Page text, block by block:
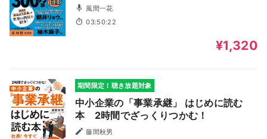
風間一花
03:50:22
¥1,320
期間限定！聴き放題対象
中小企業の「事業承継」 はじめに読む
本 2時間でざっくりつかむ！
藤間秋男